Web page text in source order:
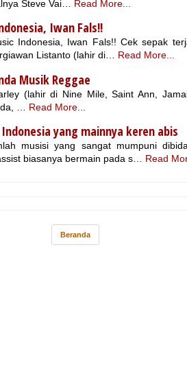
Steve Vai…
Read More...
Iwan Fals!!
Indonesia, Iwan Fals!! Cek sepak
Listanto (lahir di…
Read More...
Musik Reggae
(lahir di Nine Mile, Saint Ann,
…
Read More...
yang mainnya keren abis
musisi yang sangat mumpuni
biasanya bermain pada s…
Read
Beranda